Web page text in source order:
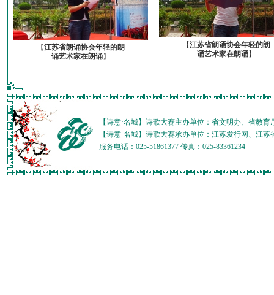
【江苏省朗诵协会年轻的朗
诵艺术家在朗诵】
【江苏省朗诵协会年轻的朗
诵艺术家在朗诵】
【诗意·名城】诗歌大赛主办单位：省文明办、省教
【诗意·名城】诗歌大赛承办单位：江苏发行网、江
服务电话：025-51861377 传真：025-83361234